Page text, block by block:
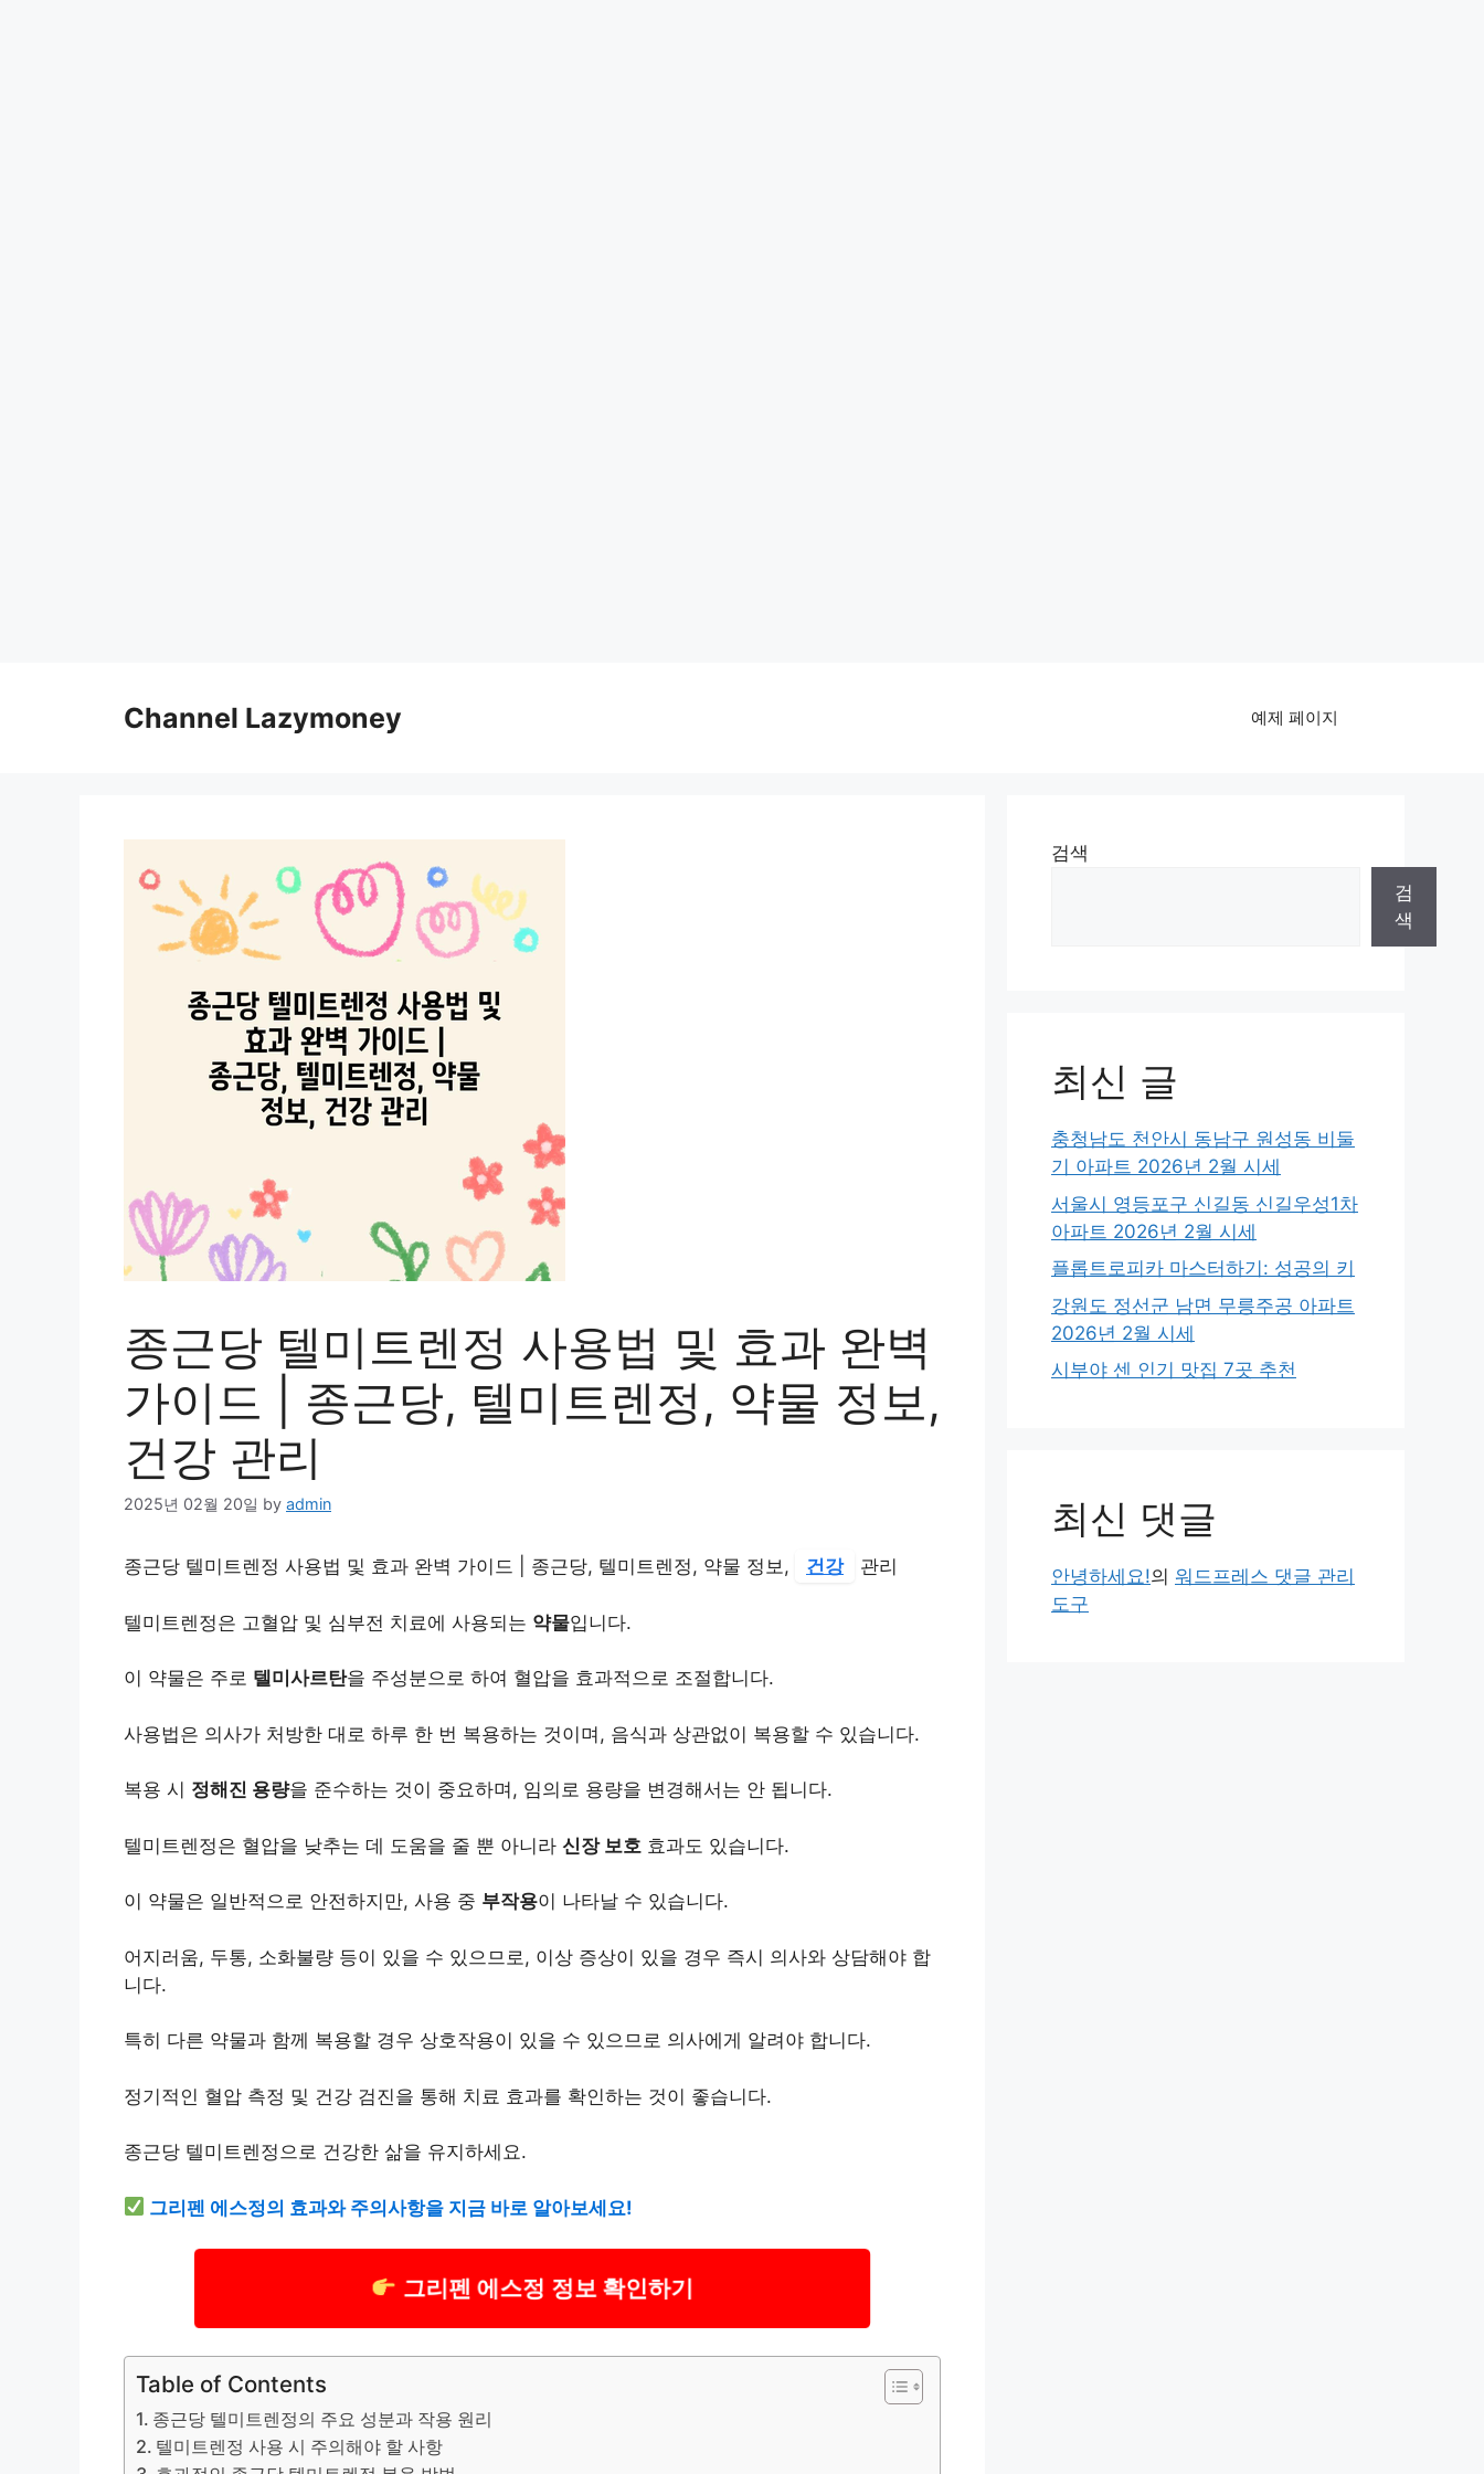
Channel Lazymoney 예제 페이지
종근당 텔미트렌정 사용법 및 효과 완벽
가이드 | 종근당, 텔미트렌정, 약물 정보,
건강 관리
2025년 02월 20일 by admin
종근당 텔미트렌정 사용법 및 효과 완벽 가이드 | 종근당, 텔미트렌정, 약물 정보, 건강 관리
텔미트렌정은 고혈압 및 심부전 치료에 사용되는 약물입니다.
이 약물은 주로 텔미사르탄을 주성분으로 하여 혈압을 효과적으로 조절합니다.
사용법은 의사가 처방한 대로 하루 한 번 복용하는 것이며, 음식과 상관없이 복용할 수 있습니다.
복용 시 정해진 용량을 준수하는 것이 중요하며, 임의로 용량을 변경해서는 안 됩니다.
텔미트렌정은 혈압을 낮추는 데 도움을 줄 뿐 아니라 신장 보호 효과도 있습니다.
이 약물은 일반적으로 안전하지만, 사용 중 부작용이 나타날 수 있습니다.
어지러움, 두통, 소화불량 등이 있을 수 있으므로, 이상 증상이 있을 경우 즉시 의사와 상담해야 합
니다.
특히 다른 약물과 함께 복용할 경우 상호작용이 있을 수 있으므로 의사에게 알려야 합니다.
정기적인 혈압 측정 및 건강 검진을 통해 치료 효과를 확인하는 것이 좋습니다.
종근당 텔미트렌정으로 건강한 삶을 유지하세요.
그리펜 에스정의 효과와 주의사항을 지금 바로 알아보세요!
그리펜 에스정 정보 확인하기
Table of Contents
종근당 텔미트렌정의 주요 성분과 작용 원리
텔미트렌정 사용 시 주의해야 할 사항
검색
검
색
최신 글
충청남도 천안시 동남구 원성동 비둘
기 아파트 2026년 2월 시세
서울시 영등포구 신길동 신길우성1차
아파트 2026년 2월 시세
플롭트로피카 마스터하기: 성공의 키
강원도 정선군 남면 무릉주공 아파트
2026년 2월 시세
시부야 센 인기 맛집 7곳 추천
최신 댓글
안녕하세요!의 워드프레스 댓글 관리
도구